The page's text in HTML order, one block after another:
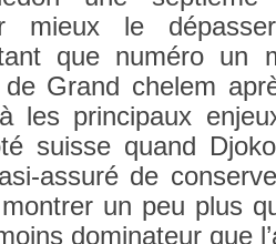
mieux le
que numéro un
Grand chelem
les prin­cipaux
suis­se quand
assuré de
un peu plus
dominateur que